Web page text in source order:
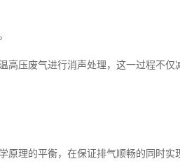
高压废气进行消声处理，这一过程不
原理的平衡，在保证排气顺畅的同时实